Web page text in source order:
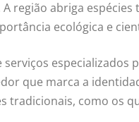
região abriga espécies
ecológica e
especializados
que marca a
tradicionais, como os